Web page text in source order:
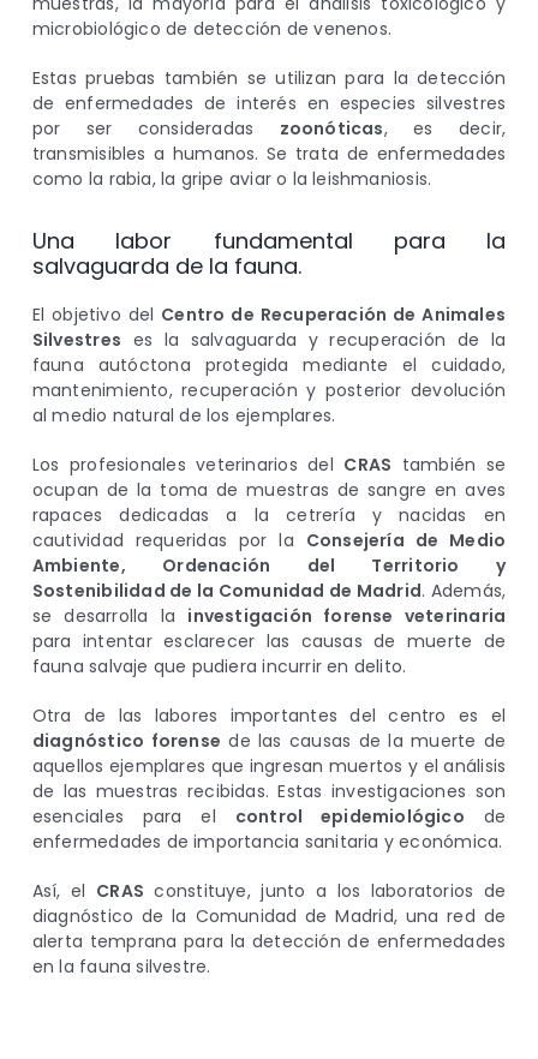
microbiológico de detección de venenos.
Estas pruebas también se utilizan para la detección
de enfermedades de interés en especies silvestres
por ser consideradas zoonóticas, es decir,
transmisibles a humanos. Se trata de enfermedades
como la rabia, la gripe aviar o la leishmaniosis.
Una labor fundamental para la
salvaguarda de la fauna.
El objetivo del Centro de Recuperación de Animales
Silvestres es la salvaguarda y recuperación de la
fauna autóctona protegida mediante el cuidado,
mantenimiento, recuperación y posterior devolución
al medio natural de los ejemplares.
Los profesionales veterinarios del CRAS también se
ocupan de la toma de muestras de sangre en aves
rapaces dedicadas a la cetrería y nacidas en
cautividad requeridas por la Consejería de Medio
Ambiente, Ordenación del Territorio y
Sostenibilidad de la Comunidad de Madrid. Además,
se desarrolla la investigación forense veterinaria
para intentar esclarecer las causas de muerte de
fauna salvaje que pudiera incurrir en delito.
Otra de las labores importantes del centro es el
diagnóstico forense de las causas de la muerte de
aquellos ejemplares que ingresan muertos y el análisis
de las muestras recibidas. Estas investigaciones son
esenciales para el control epidemiológico de
enfermedades de importancia sanitaria y económica.
Así, el CRAS constituye, junto a los laboratorios de
diagnóstico de la Comunidad de Madrid, una red de
alerta temprana para la detección de enfermedades
en la fauna silvestre.